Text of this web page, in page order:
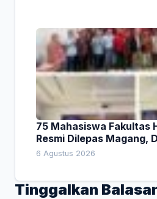
75 Mahasiswa Fakultas
Resmi Dilepas Magang,
Empat Pesan Penting
6 Agustus 2026
Tinggalkan